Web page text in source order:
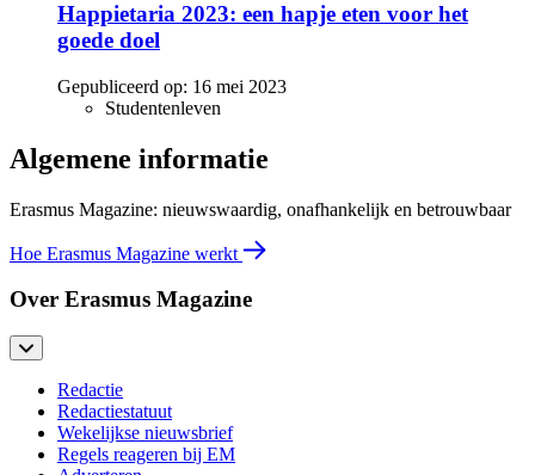
Happietaria 2023: een hapje eten voor het
goede doel
Gepubliceerd op: 16 mei 2023
Studentenleven
Algemene informatie
Erasmus Magazine: nieuwswaardig, onafhankelijk en betrouwbaar
Hoe Erasmus Magazine werkt
Over Erasmus Magazine
Redactie
Redactiestatuut
Wekelijkse nieuwsbrief
Regels reageren bij EM